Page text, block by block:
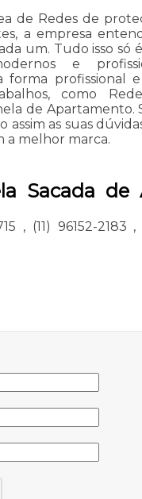
de Redes de
a empresa
um. Tudo isso só
e
profissional e
como
de Apartamento.
as suas
a melhor marca.
Sacada de
, (11) 96152-2183 ,